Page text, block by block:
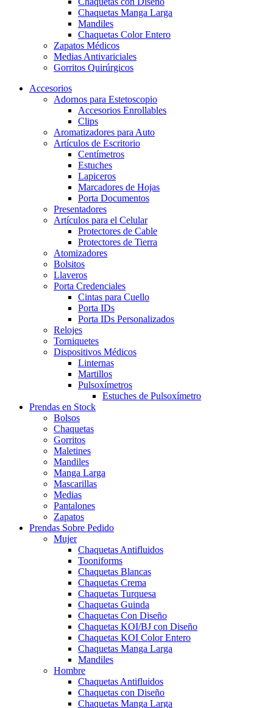
Chaquetas Manga Larga
Mandiles
Chaquetas Color Entero
Zapatos Médicos
Medias Antivariciales
Gorritos Quirúrgicos
Accesorios
Adornos para Estetoscopio
Accesorios Enrollables
Clips
Aromatizadores para Auto
Artículos de Escritorio
Centímetros
Estuches
Lapiceros
Marcadores de Hojas
Porta Documentos
Presentadores
Artículos para el Celular
Protectores de Cable
Protectores de Tierra
Atomizadores
Bolsitos
Llaveros
Porta Credenciales
Cintas para Cuello
Porta IDs
Porta IDs Personalizados
Relojes
Torniquetes
Dispositivos Médicos
Linternas
Martillos
Pulsoxímetros
Estuches de Pulsoxímetro
Prendas en Stock
Bolsos
Chaquetas
Gorritos
Maletines
Mandiles
Manga Larga
Mascarillas
Medias
Pantalones
Zapatos
Prendas Sobre Pedido
Mujer
Chaquetas Antifluidos
Tooniforms
Chaquetas Blancas
Chaquetas Crema
Chaquetas Turquesa
Chaquetas Guinda
Chaquetas Con Diseño
Chaquetas KOI/BJ con Diseño
Chaquetas KOI Color Entero
Chaquetas Manga Larga
Mandiles
Hombre
Chaquetas Antifluidos
Chaquetas con Diseño
Chaquetas Manga Larga